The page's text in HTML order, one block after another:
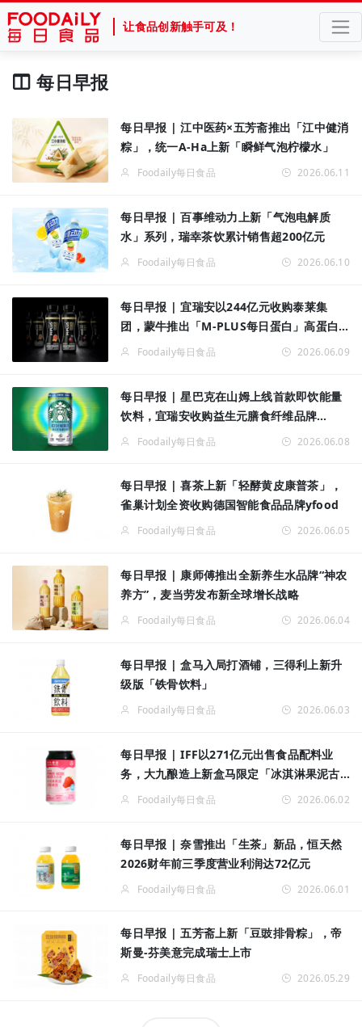
让食品创新触手可及！
每日早报
每日早报 | 江中医药×五芳斋推出「江中健消
粽」，统一A-Ha上新「瞬鲜气泡柠檬水」
Foodaily每日食品 2026.06.11
每日早报 | 百事维动力上新「气泡电解质
水」系列，瑞幸茶饮累计销售超200亿元
Foodaily每日食品 2026.06.10
每日早报 | 宜瑞安以244亿元收购泰莱集
团，蒙牛推出「M-PLUS每日蛋白」高蛋白
益生菌风味发酵乳
Foodaily每日食品 2026.06.09
每日早报 | 星巴克在山姆上线首款即饮能量
饮料，宜瑞安收购益生元膳食纤维品牌
Benicaros®
Foodaily每日食品 2026.06.08
每日早报 | 喜茶上新「轻酵黄皮康普茶」，
雀巢计划全资收购德国智能食品品牌yfood
Foodaily每日食品 2026.06.05
每日早报 | 康师傅推出全新养生水品牌“神农
养方”，麦当劳发布新全球增长战略
Foodaily每日食品 2026.06.04
每日早报 | 盒马入局打酒铺，三得利上新升
级版「铁骨饮料」
Foodaily每日食品 2026.06.03
每日早报 | IFF以271亿元出售食品配料业
务，大九酿造上新盒马限定「冰淇淋果泥古
斯啤酒」
Foodaily每日食品 2026.06.02
每日早报 | 奈雪推出「生茶」新品，恒天然
2026财年前三季度营业利润达72亿元
Foodaily每日食品 2026.06.01
每日早报 | 五芳斋上新「豆豉排骨粽」，帝
斯曼-芬美意完成瑞士上市
Foodaily每日食品 2026.05.29